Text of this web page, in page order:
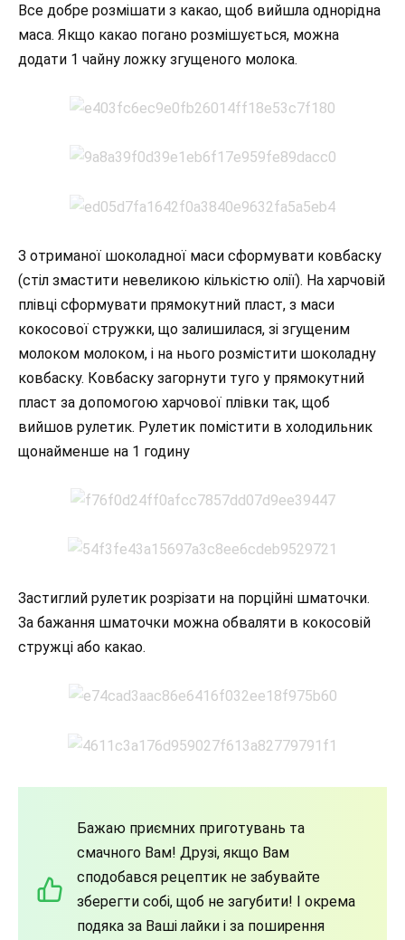
Все добре розмішати з какао, щоб вийшла однорідна
маса. Якщо какао погано розмішується, можна
додати 1 чайну ложку згущеного молока.
З отриманої шоколадної маси сформувати ковбаску
(стіл змастити невеликою кількістю олії). На харчовій
плівці сформувати прямокутний пласт, з маси
кокосової стружки, що залишилася, зі згущеним
молоком молоком, і на нього розмістити шоколадну
ковбаску. Ковбаску загорнути туго у прямокутний
пласт за допомогою харчової плівки так, щоб
вийшов рулетик. Рулетик помістити в холодильник
щонайменше на 1 годину
Застиглий рулетик розрізати на порційні шматочки.
За бажання шматочки можна обваляти в кокосовій
стружці або какао.
Бажаю приємних приготувань та
смачного Вам! Друзі, якщо Вам
сподобався рецептик не забувайте
зберегти собі, щоб не загубити! І окрема
подяка за Ваші лайки і за поширення